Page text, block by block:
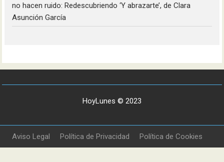
no hacen ruido: Redescubriendo ‘Y abrazarte’, de Clara
Asunción García
HoyLunes © 2023
Aviso Legal Política de Privacidad Política de Cookies